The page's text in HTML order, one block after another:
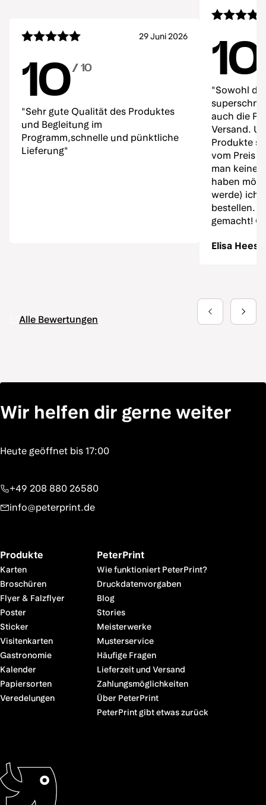
Alle Bewertungen
29 Juni 2026
10/ 10
"Sehr gute Qualität des Produktes
und Begleitung im
Programm,schnelle und pünktliche
Lieferung"
10
"Sowohl
auch die
Versand.
Produkte
vom Preis
man keine
haben
werde) ich
bestellen.
gemacht!
Elisa Hees
Wir helfen dir gerne weiter
+49 208 880 26580
info@peterprint.de
Produkte
Karten
Broschüren
Flyer & Falzflyer
Poster
Sticker
Visitenkarten
Gastronomie
Kalender
Papiersorten
Veredelungen
PeterPrint
Wie funktioniert PeterPrint?
Druckdatenvorgaben
Blog
Stories
Meisterwerke
Musterservice
Häufige Fragen
Lieferzeit und Versand
Zahlungsmöglichkeiten
Über PeterPrint
PeterPrint gibt etwas zurück